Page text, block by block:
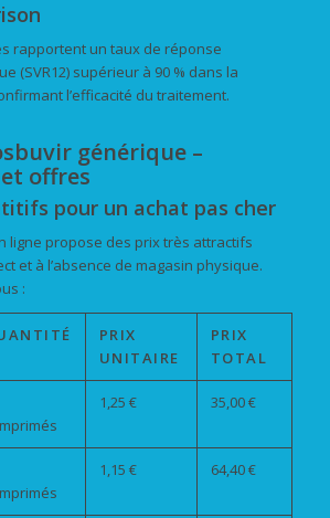
rapportent un taux de réponse
(SVR12) supérieur à 90 % dans la
l’efficacité du traitement.
générique –
offres
pour un achat pas cher
ligne propose des prix très attractifs
et à l’absence de magasin physique.
:
PRIX
UNITAIRE
PRIX
TOTAL
1,25 € 35,00 €
1,15 € 64,40 €